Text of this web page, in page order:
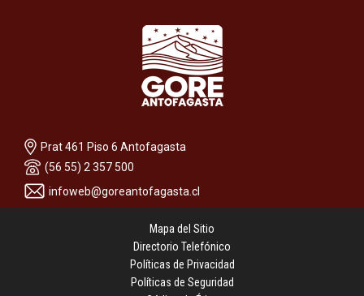
Prat 461 Piso 6 Antofagasta
(56 55) 2 357 500
infoweb@goreantofagasta.cl
Mapa del Sitio
Directorio Telefónico
Políticas de Privacidad
Políticas de Seguridad